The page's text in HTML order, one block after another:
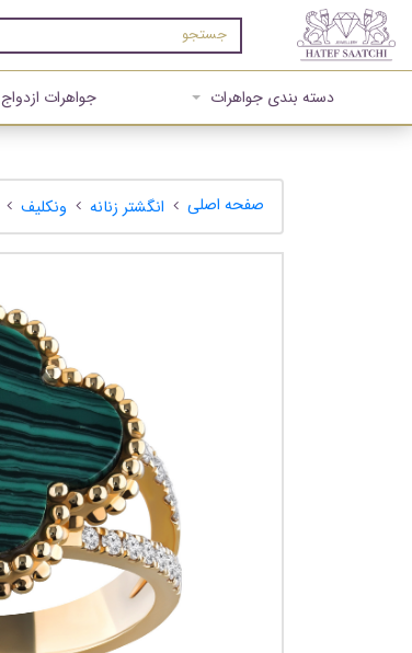
دسته بندی جواهرات جواهرات ازدواج
صفحه اصلی انگشتر زنانه ونکلیف